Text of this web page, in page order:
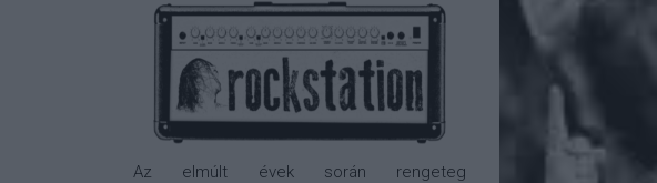
Az elmúlt évek során rengeteg